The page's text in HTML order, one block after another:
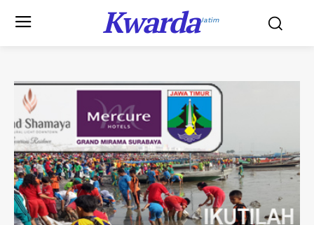
KwardaJatim